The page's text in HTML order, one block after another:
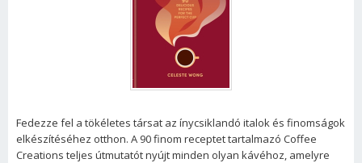
Fedezze fel a tökéletes társat az ínycsiklandó italok és finomságok
elkészítéséhez otthon. A 90 finom receptet tartalmazó Coffee
Creations teljes útmutatót nyújt minden olyan kávéhoz, amelyre